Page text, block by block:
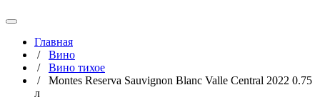
Главная
/ Вино
/ Вино тихое
/ Montes Reserva Sauvignon Blanc Valle Central 2022 0.75
л